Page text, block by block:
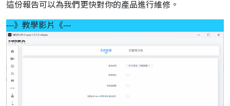
這份報告可以為我們更快對你的產品進行維修。
---》教學影片《---